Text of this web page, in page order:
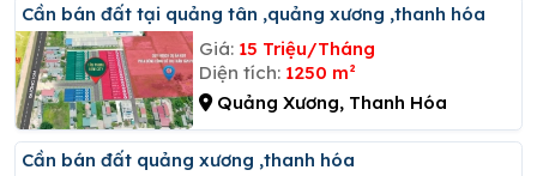
Cần bán đất tại quảng tân ,quảng xương ,thanh hóa
Giá: 15 Triệu/Tháng
Diện tích: 1250 m²
Quảng Xương, Thanh Hóa
Cần bán đất quảng xương ,thanh hóa